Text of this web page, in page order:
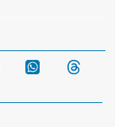
Telegram WhatsApp